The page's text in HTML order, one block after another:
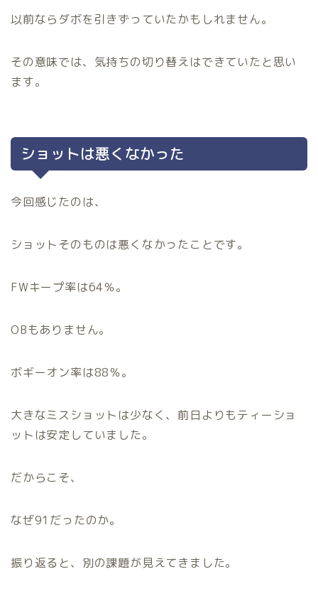
以前ならダボを引きずっていたかもしれません。
その意味では、気持ちの切り替えはできていたと思い
ます。
ショットは悪くなかった
今回感じたのは、
ショットそのものは悪くなかったことです。
FWキープ率は64％。
OBもありません。
ボギーオン率は88％。
大きなミスショットは少なく、前日よりもティーショ
ットは安定していました。
だからこそ、
なぜ91だったのか。
振り返ると、別の課題が見えてきました。